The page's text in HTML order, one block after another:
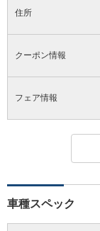
住所
クーポン情報
フェア情報
車種スペック